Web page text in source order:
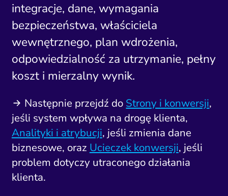
integracje, dane, wymagania
bezpieczeństwa, właściciela
wewnętrznego, plan wdrożenia,
odpowiedzialność za utrzymanie, pełny
koszt i mierzalny wynik.
Następnie przejdź do Strony i konwersji,
jeśli system wpływa na drogę klienta,
Analityki i atrybucji, jeśli zmienia dane
biznesowe, oraz Ucieczek konwersji, jeśli
problem dotyczy utraconego działania
klienta.